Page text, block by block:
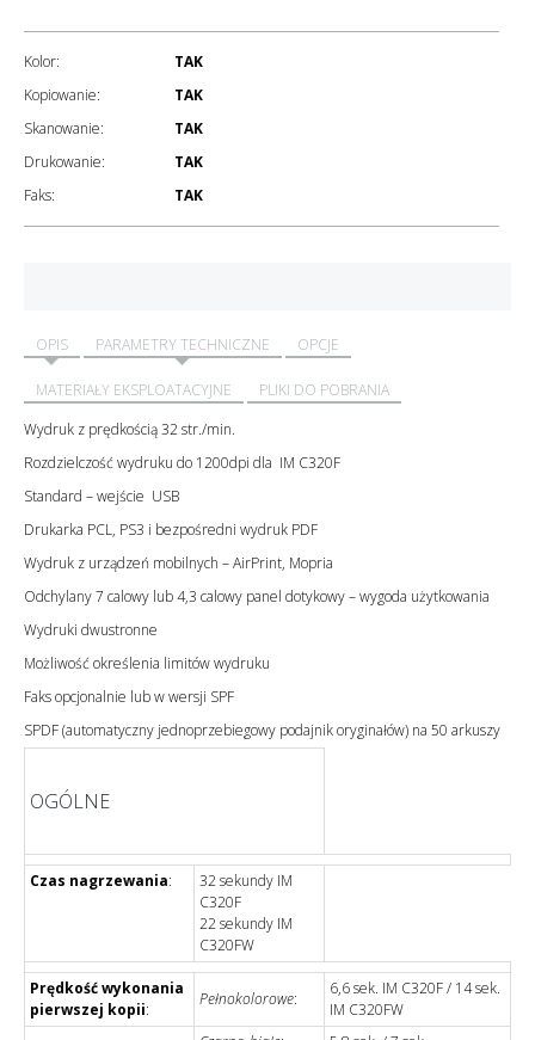
Kolor:
TAK
Kopiowanie:
TAK
Skanowanie:
TAK
Drukowanie:
TAK
Faks:
TAK
OPIS PARAMETRY TECHNICZNE OPCJE
MATERIAŁY EKSPLOATACYJNE
PLIKI DO POBRANIA
Wydruk z prędkością 32 str./min.
Rozdzielczość wydruku do 1200dpi dla IM C320F
Standard – wejście USB
Drukarka PCL, PS3 i bezpośredni wydruk PDF
Wydruk z urządzeń mobilnych – AirPrint, Mopria
Odchylany 7 calowy lub 4,3 calowy panel dotykowy – wygoda użytkowania
Wydruki dwustronne
Możliwość określenia limitów wydruku
Faks opcjonalnie lub w wersji SPF
SPDF (automatyczny jednoprzebiegowy podajnik oryginałów) na 50 arkuszy
OGÓLNE
Czas nagrzewania:
32 sekundy IM
C320F
22 sekundy IM
C320FW
Prędkość wykonania
pierwszej kopii:
Pełnokolorowe:
6,6 sek. IM C320F / 14 sek.
IM C320FW